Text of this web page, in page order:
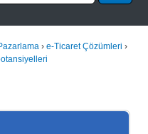
› e-Ticaret Çözümleri ›